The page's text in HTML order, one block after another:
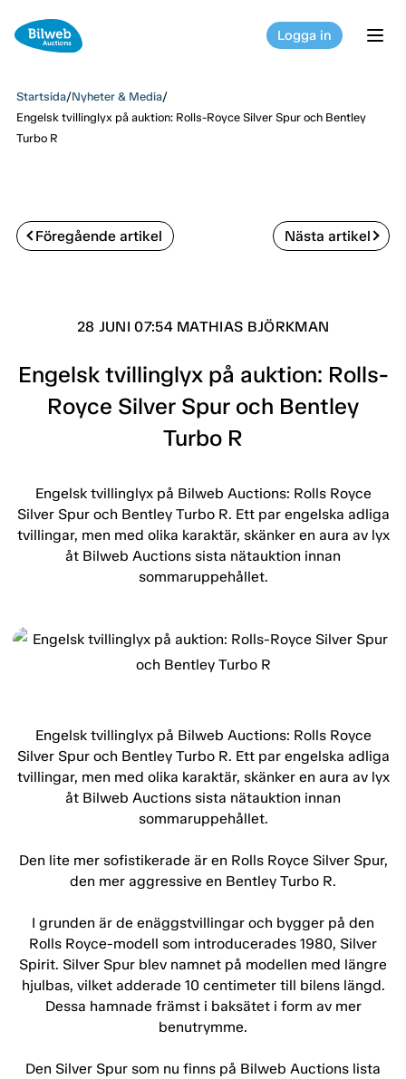
Logga in
Startsida/Nyheter & Media/
Engelsk tvillinglyx på auktion: Rolls-Royce Silver Spur och Bentley
Turbo R
Föregående artikel Nästa artikel
28 JUNI 07:54 MATHIAS BJÖRKMAN
Engelsk tvillinglyx på auktion: Rolls-
Royce Silver Spur och Bentley
Turbo R
Engelsk tvillinglyx på Bilweb Auctions: Rolls Royce
Silver Spur och Bentley Turbo R. Ett par engelska adliga
tvillingar, men med olika karaktär, skänker en aura av lyx
åt Bilweb Auctions sista nätauktion innan
sommaruppehållet.
Engelsk tvillinglyx på Bilweb Auctions: Rolls Royce
Silver Spur och Bentley Turbo R. Ett par engelska adliga
tvillingar, men med olika karaktär, skänker en aura av lyx
åt Bilweb Auctions sista nätauktion innan
sommaruppehållet.
Den lite mer sofistikerade är en Rolls Royce Silver Spur,
den mer aggressive en Bentley Turbo R.
I grunden är de enäggstvillingar och bygger på den
Rolls Royce-modell som introducerades 1980, Silver
Spirit. Silver Spur blev namnet på modellen med längre
hjulbas, vilket adderade 10 centimeter till bilens längd.
Dessa hamnade främst i baksätet i form av mer
benutrymme.
Den Silver Spur som nu finns på Bilweb Auctions lista